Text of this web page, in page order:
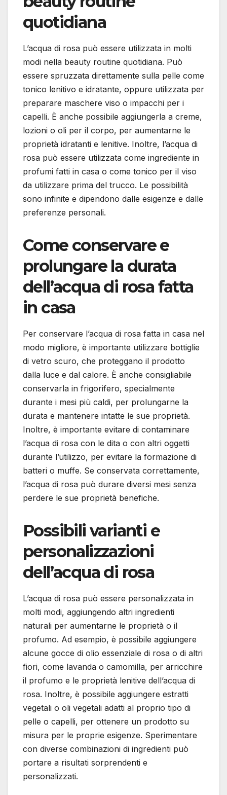
quotidiana
L’acqua di rosa può essere utilizzata in molti
modi nella beauty routine quotidiana. Può
essere spruzzata direttamente sulla pelle come
tonico lenitivo e idratante, oppure utilizzata per
preparare maschere viso o impacchi per i
capelli. È anche possibile aggiungerla a creme,
lozioni o oli per il corpo, per aumentarne le
proprietà idratanti e lenitive. Inoltre, l’acqua di
rosa può essere utilizzata come ingrediente in
profumi fatti in casa o come tonico per il viso
da utilizzare prima del trucco. Le possibilità
sono infinite e dipendono dalle esigenze e dalle
preferenze personali.
Come conservare e
prolungare la durata
dell’acqua di rosa fatta
in casa
Per conservare l’acqua di rosa fatta in casa nel
modo migliore, è importante utilizzare bottiglie
di vetro scuro, che proteggano il prodotto
dalla luce e dal calore. È anche consigliabile
conservarla in frigorifero, specialmente
durante i mesi più caldi, per prolungarne la
durata e mantenere intatte le sue proprietà.
Inoltre, è importante evitare di contaminare
l’acqua di rosa con le dita o con altri oggetti
durante l’utilizzo, per evitare la formazione di
batteri o muffe. Se conservata correttamente,
l’acqua di rosa può durare diversi mesi senza
perdere le sue proprietà benefiche.
Possibili varianti e
personalizzazioni
dell’acqua di rosa
L’acqua di rosa può essere personalizzata in
molti modi, aggiungendo altri ingredienti
naturali per aumentarne le proprietà o il
profumo. Ad esempio, è possibile aggiungere
alcune gocce di olio essenziale di rosa o di altri
fiori, come lavanda o camomilla, per arricchire
il profumo e le proprietà lenitive dell’acqua di
rosa. Inoltre, è possibile aggiungere estratti
vegetali o oli vegetali adatti al proprio tipo di
pelle o capelli, per ottenere un prodotto su
misura per le proprie esigenze. Sperimentare
con diverse combinazioni di ingredienti può
portare a risultati sorprendenti e
personalizzati.